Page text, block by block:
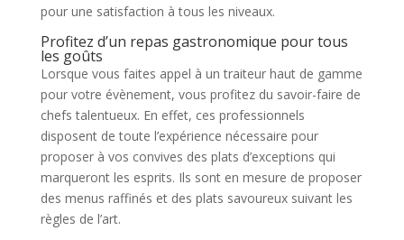
pour une satisfaction à tous les niveaux.
Profitez d’un repas gastronomique pour tous
les goûts
Lorsque vous faites appel à un traiteur haut de gamme
pour votre évènement, vous profitez du savoir-faire de
chefs talentueux. En effet, ces professionnels
disposent de toute l’expérience nécessaire pour
proposer à vos convives des plats d’exceptions qui
marqueront les esprits. Ils sont en mesure de proposer
des menus raffinés et des plats savoureux suivant les
règles de l’art.